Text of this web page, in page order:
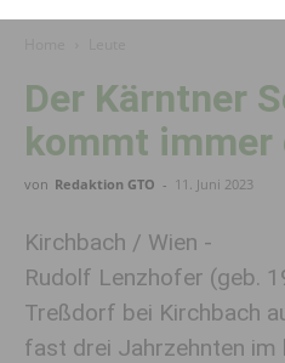
Der Kärntner
kommt immer
von Redaktion GTO - 11. Juni 2023
Kirchbach / Wien -
Rudolf Lenzhofer (geb.
Treßdorf bei Kirchbach
fast drei Jahrzehnten im